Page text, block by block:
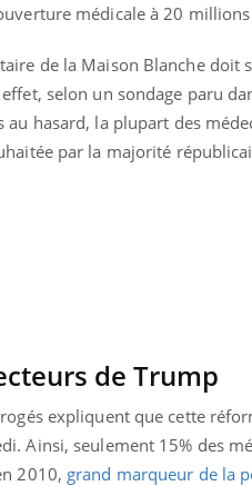
médicale à 20
de la Maison Blanche doit
selon un sondage paru
au hasard, la plupart des
par la majorité
de Trump
expliquent que cette
Ainsi, seulement 15% des
2010, grand marqueur de la
cas
touriste